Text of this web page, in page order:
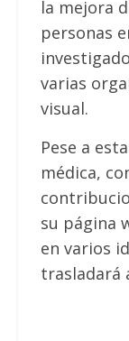
la mejora
personas
varias
visual.
Pese a
médica,
su página
en varios
trasladará